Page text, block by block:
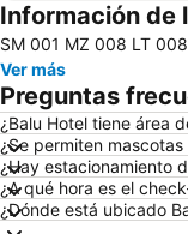
Cancún Travel Mart &
Mercado 28
Isla Mujeres
Parque Natural
Playa Paraíso
Plaza Bonita
We Move Forward
Información de
SM 001 MZ 008 LT
Ver más
Preguntas
¿Balu Hotel tiene área
¿Se permiten mascotas
¿Hay estacionamiento
¿A qué hora es el
¿Dónde está ubicado